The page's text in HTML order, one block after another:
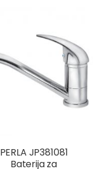
PERLA JP381081
Baterija za